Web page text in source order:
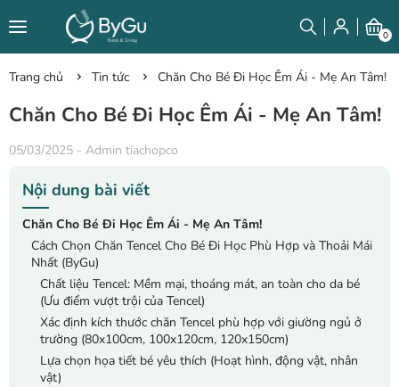
0
Trang chủ Tin tức Chăn Cho Bé Đi Học Êm Ái - Mẹ An Tâm!
Chăn Cho Bé Đi Học Êm Ái - Mẹ An Tâm!
05/03/2025 - Admin tiachopco
Nội dung bài viết
Chăn Cho Bé Đi Học Êm Ái - Mẹ An Tâm!
Cách Chọn Chăn Tencel Cho Bé Đi Học Phù Hợp và Thoải Mái
Nhất (ByGu)
Chất liệu Tencel: Mềm mại, thoáng mát, an toàn cho da bé
(Ưu điểm vượt trội của Tencel)
Xác định kích thước chăn Tencel phù hợp với giường ngủ ở
trường (80x100cm, 100x120cm, 120x150cm)
Lựa chọn họa tiết bé yêu thích (Hoạt hình, động vật, nhân
vật)